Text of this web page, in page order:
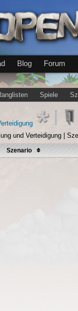
Blog Forum
Spiele
und Verteidigung |
Szenario